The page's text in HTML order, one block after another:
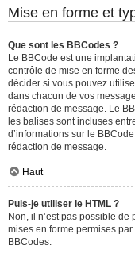
Mise en forme et
Que sont les BBCodes ?
Le BBCode est une
contrôle de mise en forme
décider si vous pouvez
dans chacun de vos
rédaction de message. Le
les balises sont incluses
d’informations sur le
rédaction de message.
Haut
Puis-je utiliser le HTML ?
Non, il n’est pas possible
mises en forme permises
BBCodes.